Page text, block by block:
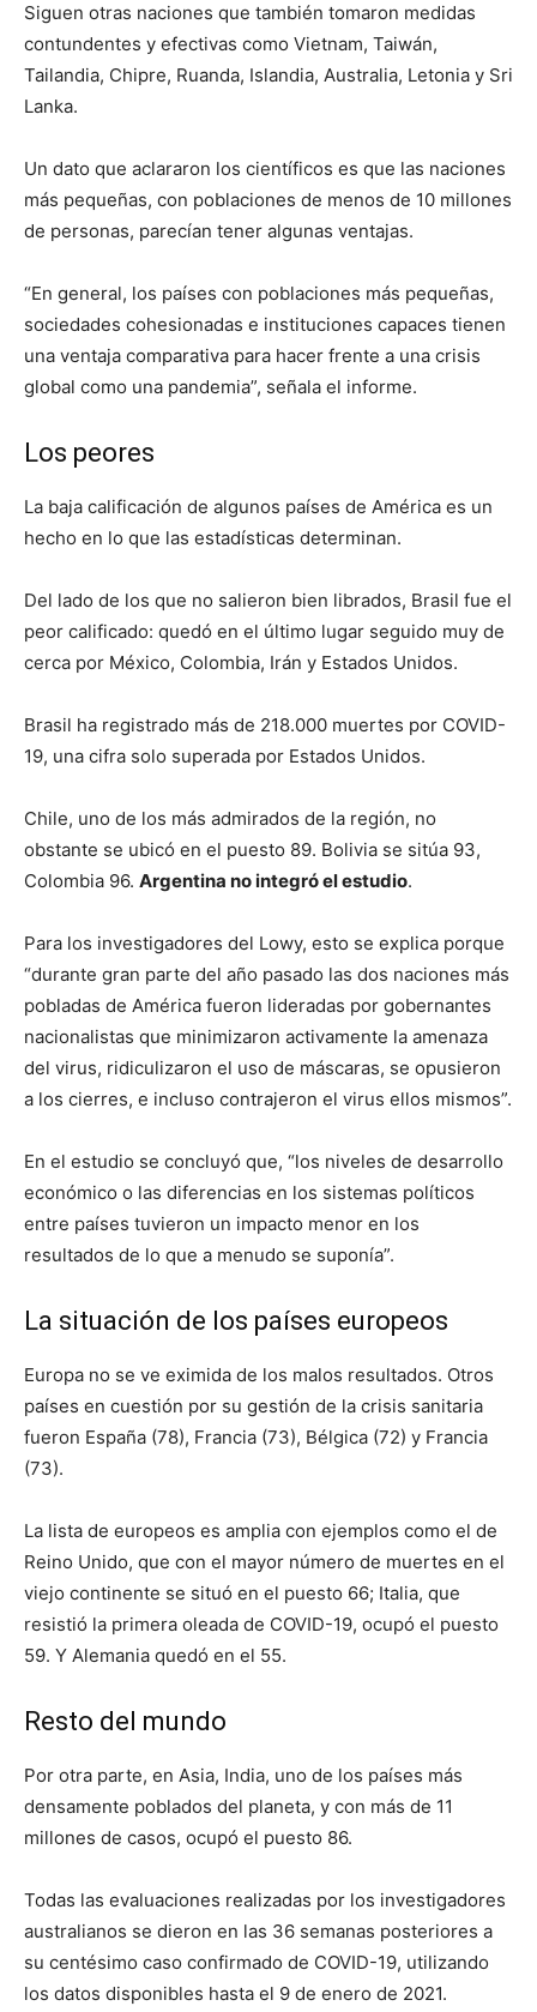
Siguen otras naciones que también tomaron medidas
contundentes y efectivas como Vietnam, Taiwán,
Tailandia, Chipre, Ruanda, Islandia, Australia, Letonia y Sri
Lanka.
Un dato que aclararon los científicos es que las naciones
más pequeñas, con poblaciones de menos de 10 millones
de personas, parecían tener algunas ventajas.
“En general, los países con poblaciones más pequeñas,
sociedades cohesionadas e instituciones capaces tienen
una ventaja comparativa para hacer frente a una crisis
global como una pandemia”, señala el informe.
Los peores
La baja calificación de algunos países de América es un
hecho en lo que las estadísticas determinan.
Del lado de los que no salieron bien librados, Brasil fue el
peor calificado: quedó en el último lugar seguido muy de
cerca por México, Colombia, Irán y Estados Unidos.
Brasil ha registrado más de 218.000 muertes por COVID-
19, una cifra solo superada por Estados Unidos.
Chile, uno de los más admirados de la región, no
obstante se ubicó en el puesto 89. Bolivia se sitúa 93,
Colombia 96. Argentina no integró el estudio.
Para los investigadores del Lowy, esto se explica porque
“durante gran parte del año pasado las dos naciones más
pobladas de América fueron lideradas por gobernantes
nacionalistas que minimizaron activamente la amenaza
del virus, ridiculizaron el uso de máscaras, se opusieron
a los cierres, e incluso contrajeron el virus ellos mismos”.
En el estudio se concluyó que, “los niveles de desarrollo
económico o las diferencias en los sistemas políticos
entre países tuvieron un impacto menor en los
resultados de lo que a menudo se suponía”.
La situación de los países europeos
Europa no se ve eximida de los malos resultados. Otros
países en cuestión por su gestión de la crisis sanitaria
fueron España (78), Francia (73), Bélgica (72) y Francia
(73).
La lista de europeos es amplia con ejemplos como el de
Reino Unido, que con el mayor número de muertes en el
viejo continente se situó en el puesto 66; Italia, que
resistió la primera oleada de COVID-19, ocupó el puesto
59. Y Alemania quedó en el 55.
Resto del mundo
Por otra parte, en Asia, India, uno de los países más
densamente poblados del planeta, y con más de 11
millones de casos, ocupó el puesto 86.
Todas las evaluaciones realizadas por los investigadores
australianos se dieron en las 36 semanas posteriores a
su centésimo caso confirmado de COVID-19, utilizando
los datos disponibles hasta el 9 de enero de 2021.